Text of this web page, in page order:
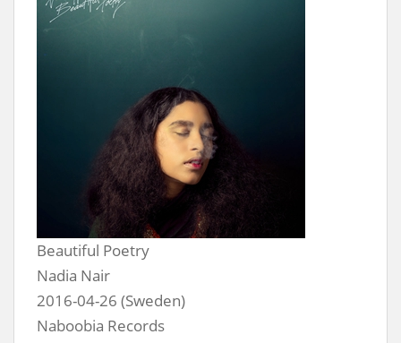
Beautiful Poetry
Nadia Nair
2016-04-26 (Sweden)
Naboobia Records